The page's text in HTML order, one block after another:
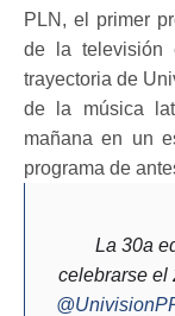
PLN, el primer
de la televisión
trayectoria de
de la música
mañana en un
programa de
La 30a
celebrarse el